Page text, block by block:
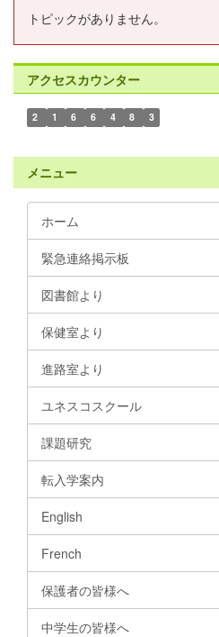
トピックがありません。
アクセスカウンター
2 1 6 6 4 8 3
メニュー
ホーム
緊急連絡掲示板
図書館より
保健室より
進路室より
ユネスコスクール
課題研究
転入学案内
English
French
保護者の皆様へ
中学生の皆様へ